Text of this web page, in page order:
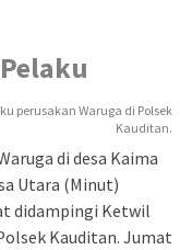
perusakan Waruga di Polsek
Kauditan.
di desa Kaima
Utara (Minut)
didampingi Ketwil
Kauditan. Jumat